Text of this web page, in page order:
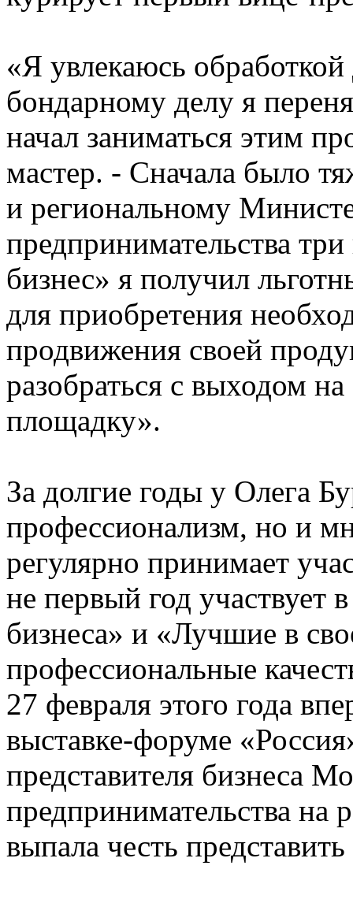
«Я увлекаюсь обработкой
бондарному делу я
начал заниматься этим
мастер. - Сначала было
и региональному
предпринимательства
бизнес» я получил
для приобретения
продвижения своей
разобраться с выходом
площадку».
За долгие годы у Олега
профессионализм, но и
регулярно принимает
не первый год участвует
бизнеса» и «Лучшие в
профессиональные
27 февраля этого года
выставке-форуме
представителя бизнеса
предпринимательства на
выпала честь